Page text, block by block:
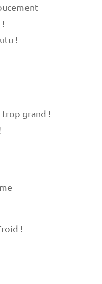
!
trop grand !
!